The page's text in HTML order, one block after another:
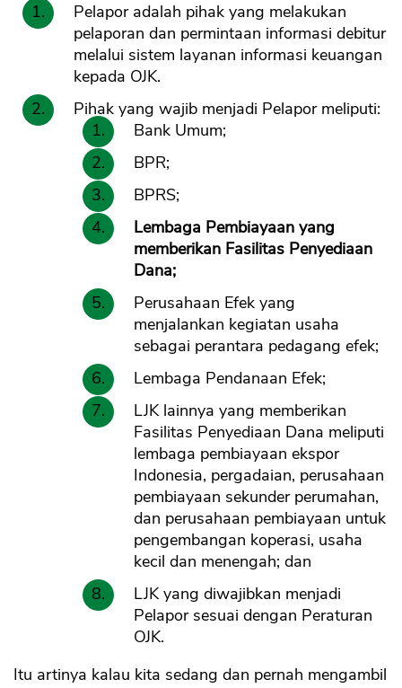
Pelapor adalah pihak yang melakukan
pelaporan dan permintaan informasi debitur
melalui sistem layanan informasi keuangan
kepada OJK.
Pihak yang wajib menjadi Pelapor meliputi:
Bank Umum;
BPR;
BPRS;
Lembaga Pembiayaan yang
memberikan Fasilitas Penyediaan
Dana;
Perusahaan Efek yang
menjalankan kegiatan usaha
sebagai perantara pedagang efek;
Lembaga Pendanaan Efek;
LJK lainnya yang memberikan
Fasilitas Penyediaan Dana meliputi
lembaga pembiayaan ekspor
Indonesia, pergadaian, perusahaan
pembiayaan sekunder perumahan,
dan perusahaan pembiayaan untuk
pengembangan koperasi, usaha
kecil dan menengah; dan
LJK yang diwajibkan menjadi
Pelapor sesuai dengan Peraturan
OJK.
Itu artinya kalau kita sedang dan pernah mengambil